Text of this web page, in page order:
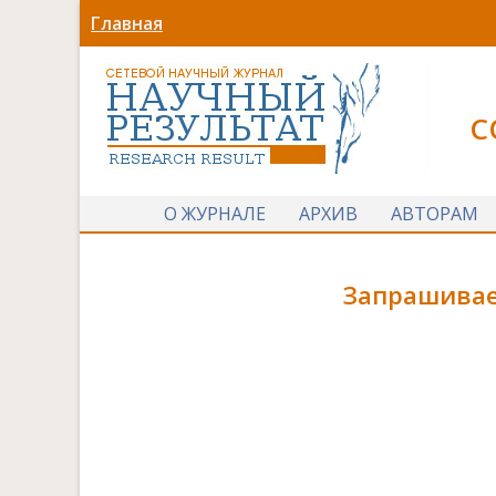
Главная
О ЖУРНАЛЕ АРХИВ АВТОРАМ